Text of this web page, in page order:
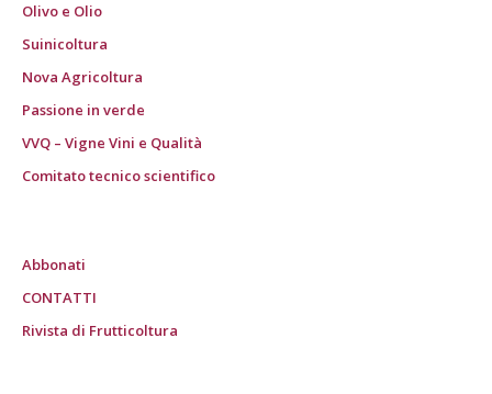
Olivo e Olio
Suinicoltura
Nova Agricoltura
Passione in verde
VVQ – Vigne Vini e Qualità
Comitato tecnico scientifico
Abbonati
CONTATTI
Rivista di Frutticoltura